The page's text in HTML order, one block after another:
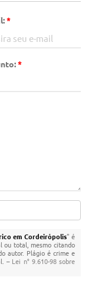
*
*
em Cordeirópolis" é
ou total, mesmo citando
autor. Plágio é crime e
– Lei n° 9.610-98 sobre